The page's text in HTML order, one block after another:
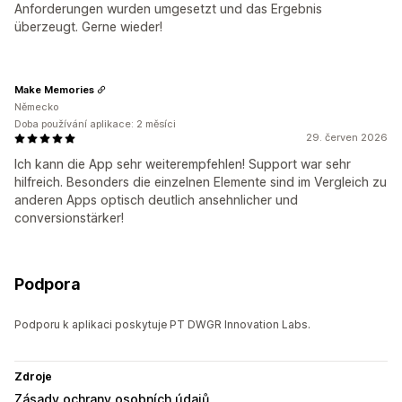
Anforderungen wurden umgesetzt und das Ergebnis
überzeugt. Gerne wieder!
29. červen 2026
Ich kann die App sehr weiterempfehlen! Support war sehr
hilfreich. Besonders die einzelnen Elemente sind im Vergleich zu
anderen Apps optisch deutlich ansehnlicher und
conversionstärker!
Make Memories
Německo
Doba používání aplikace: 2 měsíci
Podpora
Podporu k aplikaci poskytuje PT DWGR Innovation Labs.
Zdroje